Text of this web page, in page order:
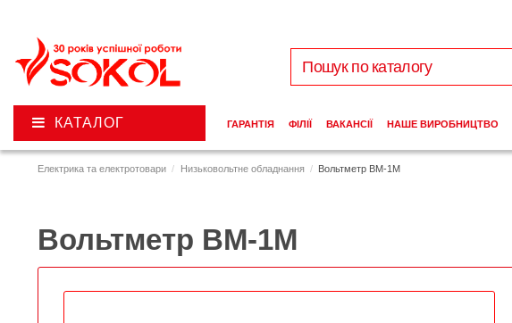
Електрика та електротовари Низьковольтне обладнання Вольтметр ВМ-1М
Вольтметр ВМ-1М
КАТАЛОГ ГАРАНТІЯ ФІЛІЇ ВАКАНСІЇ НАШЕ ВИРОБНИЦТВО